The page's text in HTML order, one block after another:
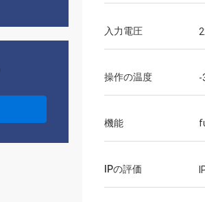
入力電圧
操作の温度 -
機能
IPの評価